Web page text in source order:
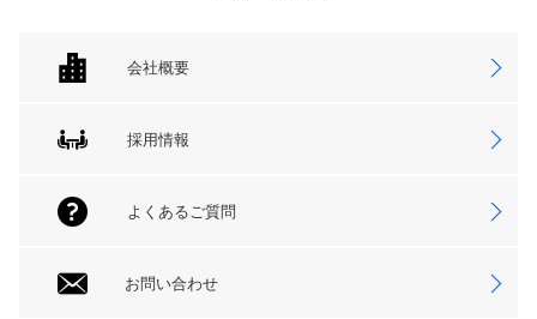
会社概要
採用情報
よくあるご質問
お問い合わせ